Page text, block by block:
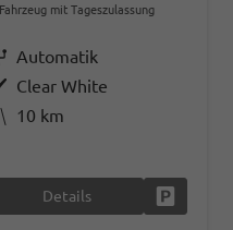
Fahrzeug mit Tageszulassung
GetriebeAutomatik
AußenfarbeClear White
Kilometerstand 10 km
Details